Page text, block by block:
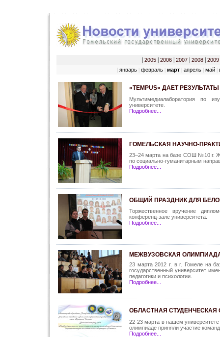
2005| 2006| 2007| 2008| 2009
январь февраль март апрель май
«ТEMPUS» ДАЕТ РЕЗУЛЬТАТЫ
Мультимедиалаборатория по
университете.
Подробнее...
ГОМЕЛЬСКАЯ НАУЧНО-
23–24 марта на базе СОШ №10 г.
по социально-гуманитарным
Подробнее...
ОБЩИЙ ПРАЗДНИК ДЛЯ
Торжественное вручение
конференц-зале университета.
Подробнее...
МЕЖВУЗОВСКАЯ
23 марта 2012 г. в г. Гомеле на
государственный университет
педагогики и психологии.
Подробнее...
ОБЛАСТНАЯ СТУДЕНЧЕСКАЯ
22-23 марта в нашем
олимпиаде приняли участие
Подробнее...